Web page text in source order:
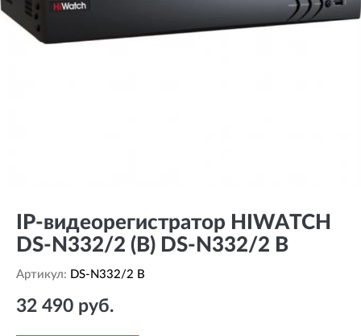
IP-видеорегистратор HIWATCH
DS-N332/2 (B) DS-N332/2 B
Артикул: DS-N332/2 B
32 490 руб.